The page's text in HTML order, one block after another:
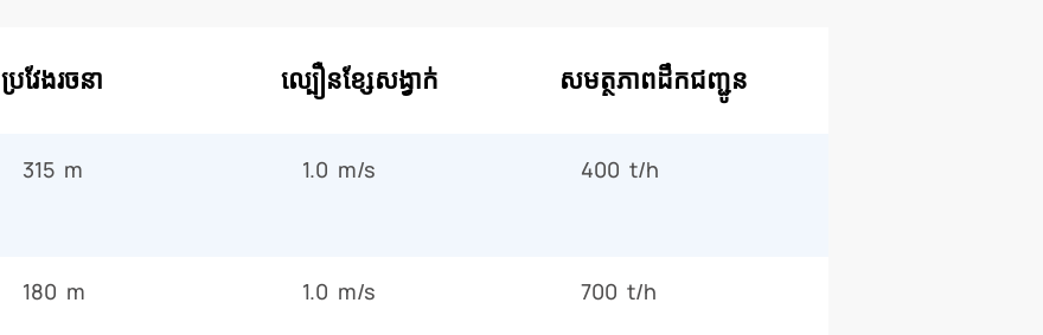
ប្រវែងរចនា ល្បឿនខ្សែសង្វាក់ សមត្ថភាពដឹកជញ្ជូន
315 m 1.0 m/s 400 t/h
180 m 1.0 m/s 700 t/h